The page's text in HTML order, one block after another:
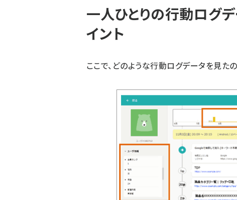
一人ひとりの行動ログ
イント
ここで、どのような行動ログデータを見た